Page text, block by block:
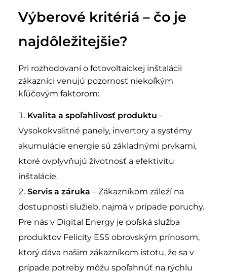
Výberové kritériá – čo je
najdôležitejšie?
Pri rozhodovaní o fotovoltaickej inštalácii
zákazníci venujú pozornosť niekoľkým
kľúčovým faktorom:
Kvalita a spoľahlivosť produktu –
Vysokokvalitné panely, invertory a systémy
akumulácie energie sú základnými prvkami,
ktoré ovplyvňujú životnosť a efektivitu
inštalácie.
Servis a záruka – Zákazníkom záleží na
dostupnosti služieb, najmä v prípade poruchy.
Pre nás v Digital Energy je poľská služba
produktov Felicity ESS obrovským prínosom,
ktorý dáva našim zákazníkom istotu, že sa v
prípade potreby môžu spoľahnúť na rýchlu